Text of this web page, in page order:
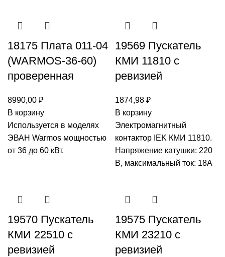
18175 Плата 011-04
(WARMOS-36-60)
проверенная
8990,00 ₽
В корзину
Используется в моделях
ЭВАН Warmos мощностью
от 36 до 60 кВт.
19569 Пускатель
КМИ 11810 с
ревизией
1874,98 ₽
В корзину
Электромагнитный
контактор IEK КМИ 11810.
Напряжение катушки: 220
В, максимальный ток: 18А
19570 Пускатель
КМИ 22510 с
ревизией
19575 Пускатель
КМИ 23210 с
ревизией